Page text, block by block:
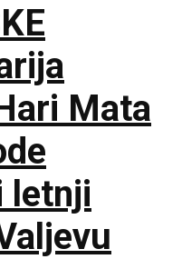
Mata
letnji